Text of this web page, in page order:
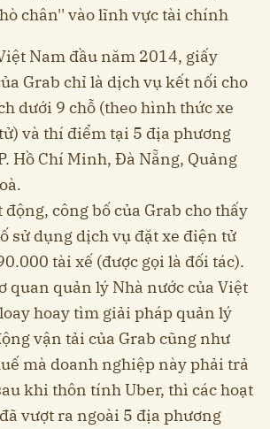
chân'' vào lĩnh vực tài chính
Nam đầu năm 2014, giấy
Grab chỉ là dịch vụ kết nối cho
dưới 9 chỗ (theo hình thức xe
và thí điểm tại 5 địa phương
Hồ Chí Minh, Đà Nẵng, Quảng
động, công bố của Grab cho thấy
sử dụng dịch vụ đặt xe điện tử
tài xế (được gọi là đối tác).
quan quản lý Nhà nước của Việt
hoay tìm giải pháp quản lý
vận tải của Grab cũng như
mà doanh nghiệp này phải trả
khi thôn tính Uber, thì các hoạt
vượt ra ngoài 5 địa phương